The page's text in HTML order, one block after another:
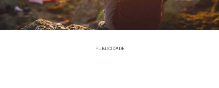
PUBLICIDADE